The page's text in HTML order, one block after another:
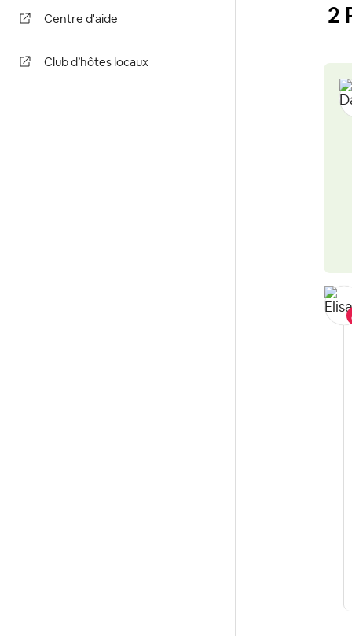
Centre d'aide
Club d’hôtes locaux
2